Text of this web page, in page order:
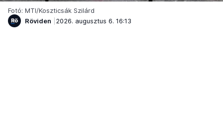
Fotó: MTI/Koszticsák Szilárd
Röviden
2026. augusztus 6. 16:13